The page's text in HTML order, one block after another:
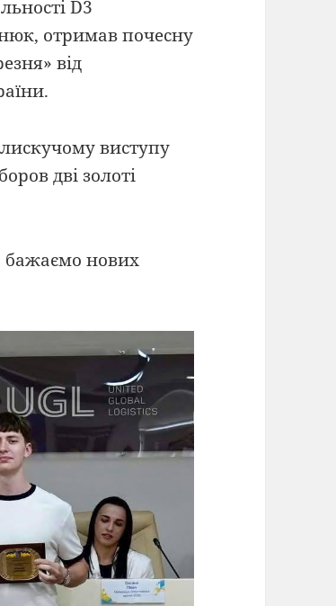
D3
отримав почесну
від
виступу
дві золоті
бажаємо нових